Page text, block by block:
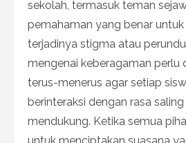
sekolah, termasuk teman
pemahaman yang benar
terjadinya stigma atau
mengenai keberagaman perlu
terus-menerus agar setiap
berinteraksi dengan rasa
mendukung. Ketika semua